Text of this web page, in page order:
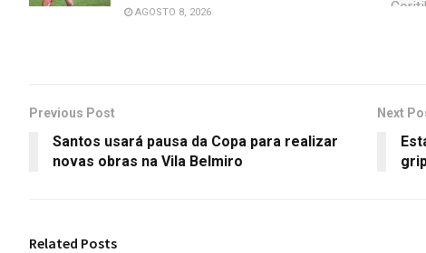
AGOSTO 8, 2026
Previous Post
Santos usará pausa da Copa para realizar
novas obras na Vila Belmiro
Next
Related Posts